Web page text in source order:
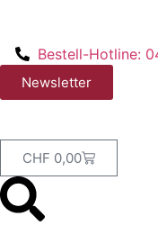
Bestell-Hotline:
Newsletter
CHF 0,00